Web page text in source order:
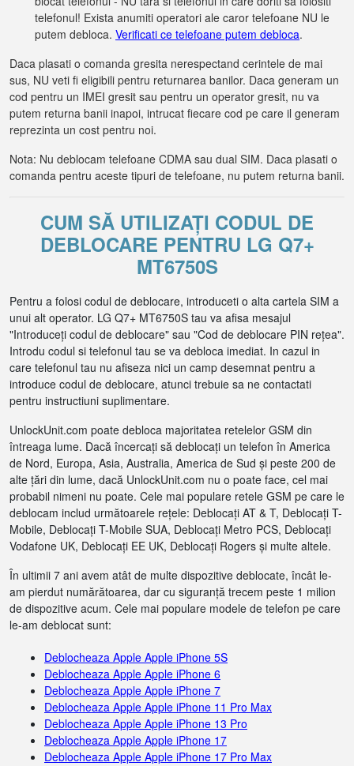
telefonul! Exista anumiti operatori ale caror telefoane NU le
putem debloca. Verificati ce telefoane putem debloca.
Daca plasati o comanda gresita nerespectand cerintele de mai
sus, NU veti fi eligibili pentru returnarea banilor. Daca generam un
cod pentru un IMEI gresit sau pentru un operator gresit, nu va
putem returna banii inapoi, intrucat fiecare cod pe care il generam
reprezinta un cost pentru noi.
Nota: Nu deblocam telefoane CDMA sau dual SIM. Daca plasati o
comanda pentru aceste tipuri de telefoane, nu putem returna banii.
CUM SĂ UTILIZAȚI CODUL DE
DEBLOCARE PENTRU LG Q7+
MT6750S
Pentru a folosi codul de deblocare, introduceti o alta cartela SIM a
unui alt operator. LG Q7+ MT6750S tau va afisa mesajul
"Introduceți codul de deblocare" sau "Cod de deblocare PIN rețea".
Introdu codul si telefonul tau se va debloca imediat. In cazul in
care telefonul tau nu afiseza nici un camp desemnat pentru a
introduce codul de deblocare, atunci trebuie sa ne contactati
pentru instructiuni suplimentare.
UnlockUnit.com poate debloca majoritatea retelelor GSM din
întreaga lume. Dacă încercați să deblocați un telefon în America
de Nord, Europa, Asia, Australia, America de Sud și peste 200 de
alte țări din lume, dacă UnlockUnit.com nu o poate face, cel mai
probabil nimeni nu poate. Cele mai populare retele GSM pe care le
deblocam includ următoarele rețele: Deblocați AT & T, Deblocați T-
Mobile, Deblocați T-Mobile SUA, Deblocați Metro PCS, Deblocați
Vodafone UK, Deblocați EE UK, Deblocați Rogers și multe altele.
În ultimii 7 ani avem atât de multe dispozitive deblocate, încât le-
am pierdut numărătoarea, dar cu siguranță trecem peste 1 milion
de dispozitive acum. Cele mai populare modele de telefon pe care
le-am deblocat sunt:
Deblocheaza Apple Apple iPhone 5S
Deblocheaza Apple Apple iPhone 6
Deblocheaza Apple Apple iPhone 7
Deblocheaza Apple Apple iPhone 11 Pro Max
Deblocheaza Apple Apple iPhone 13 Pro
Deblocheaza Apple Apple iPhone 17
Deblocheaza Apple Apple iPhone 17 Pro Max